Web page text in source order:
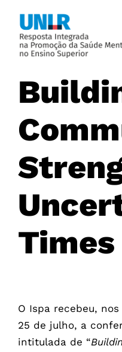
content
Atividades
Times
O Ispa recebeu,
25 de julho, a
intitulada de “